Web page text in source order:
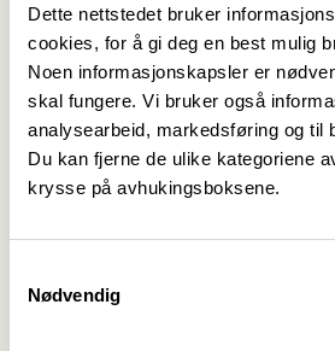
Dette nettstedet bruker
cookies, for å gi deg en best mulig
Noen informasjonskapsler er
skal fungere. Vi bruker også
analysearbeid, markedsføring og til
Du kan fjerne de ulike kategoriene
krysse på avhukingsboksene.
Nødvendig